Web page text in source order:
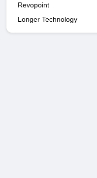
Revopoint
Longer Technology